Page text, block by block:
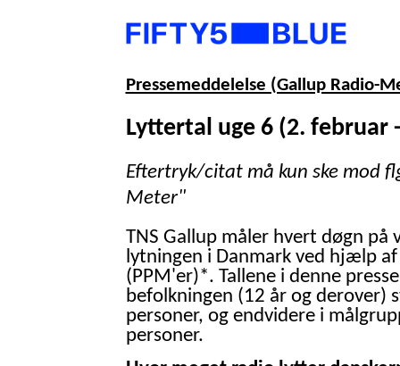
Pressemeddelelse (Gallup Radio-
Lyttertal uge 6 (2. februar
Eftertryk/citat må kun ske mod
Meter"
TNS Gallup måler hvert døgn på
lytningen i Danmark ved hjælp
(PPM'er)*. Tallene i denne
befolkningen (12 år og derover)
personer, og endvidere i
personer.